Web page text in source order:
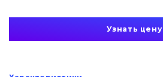
Узнать цену